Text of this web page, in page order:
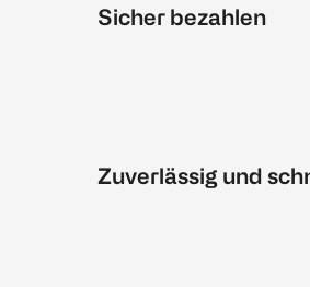
Sicher bezahlen
Zuverlässig und